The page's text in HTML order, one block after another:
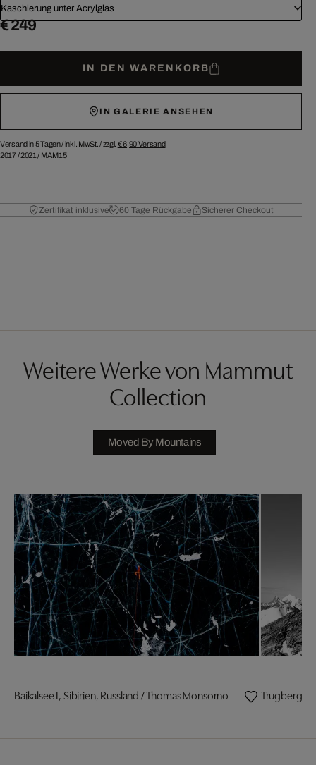
Kaschierung unter Acrylglas
€ 249
IN DEN WARENKORB
IN GALERIE ANSEHEN
Versand in 5 Tagen /inkl. MwSt. / zzgl. € 6,90Versand
2017/2021 / MAM15
Zertifikat inklusive 60 Tage Rückgabe Sicherer Checkout
Weitere Werke von Mammut
Collection
Moved By Mountains
Baikalsee I, Sibirien, Russland / Thomas Monsorno